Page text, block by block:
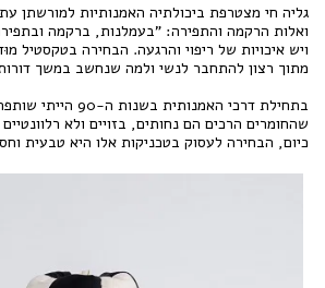
גליה חי מצטרפת ביכולתיה האמנותיות למורשתן
ואלות הרקמה והתפירה: "בעמלנות, ברקמה
ויש איכויות של ריפוי והרגעה. הבחירה בטקסטיל
מתוך רצון להתחבר לנשי ולמה שנחשב במשך
בתחילת דרכי האמנותית
שהחומרים הרכים הם נחותים, בזויים ולא
כיום, הבחירה לעסוק בטכניקות אלו היא טבעית